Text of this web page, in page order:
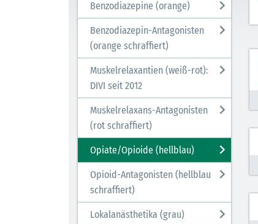
Benzodiazepine (orange)
Benzodiazepin-Antagonisten
(orange schraffiert)
Muskelrelaxantien (weiß-rot):
DIVI seit 2012
Muskelrelaxans-Antagonisten
(rot schraffiert)
Opiate/Opioide (hellblau)
Opioid-Antagonisten (hellblau
schraffiert)
Lokalanästhetika (grau)